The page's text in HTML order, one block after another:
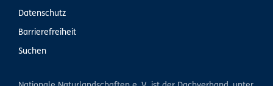
Datenschutz
Barrierefreiheit
Suchen